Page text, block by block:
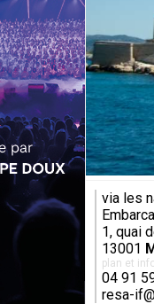
via les
1, quai
13001
plan et
04 91
resa-